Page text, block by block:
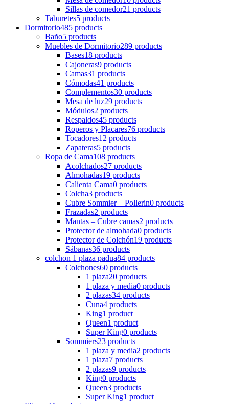
Sillas de comedor21 products
Taburetes5 products
Dormitorio485 products
Baño5 products
Muebles de Dormitorio289 products
Bases18 products
Cajoneras9 products
Camas31 products
Cómodas41 products
Complementos30 products
Mesa de luz29 products
Módulos2 products
Respaldos45 products
Roperos y Placares76 products
Tocadores12 products
Zapateras5 products
Ropa de Cama108 products
Acolchados27 products
Almohadas19 products
Calienta Cama0 products
Colcha3 products
Cubre Sommier – Pollerin0 products
Frazadas2 products
Mantas – Cubre camas2 products
Protector de almohada0 products
Protector de Colchón19 products
Sábanas36 products
colchon 1 plaza padua84 products
Colchones60 products
1 plaza20 products
1 plaza y media0 products
2 plazas34 products
Cuna4 products
King1 product
Queen1 product
Super King0 products
Sommiers23 products
1 plaza y media2 products
1 plaza7 products
2 plazas9 products
King0 products
Queen3 products
Super King1 product